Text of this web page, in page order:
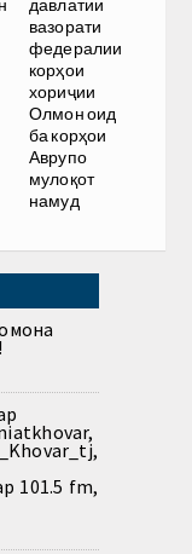
давлатии
вазорати
федералии
корҳои
хориҷии
Олмон оид
ба корҳои
Аврупо
мулоқот
намуд
101.5 fm,